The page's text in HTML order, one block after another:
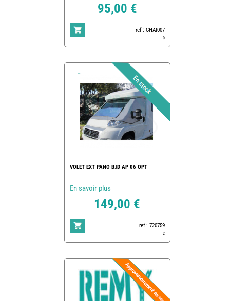
95,00 €
ref : CHAI007
0
VOLET EXT PANO BJD AP 06 OPT
En savoir plus
149,00 €
ref : 720759
2